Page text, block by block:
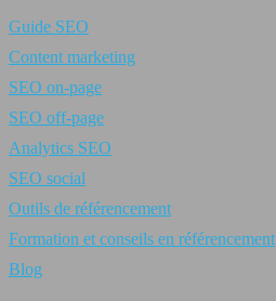
Guide SEO
Content marketing
SEO on-page
SEO off-page
Analytics SEO
SEO social
Outils de référencement
Formation et conseils en référencement
Blog